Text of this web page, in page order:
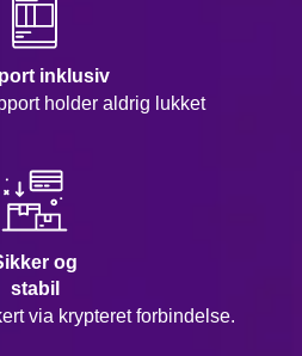
inklusiv
holder aldrig lukket
og
stabil
via krypteret forbindelse.